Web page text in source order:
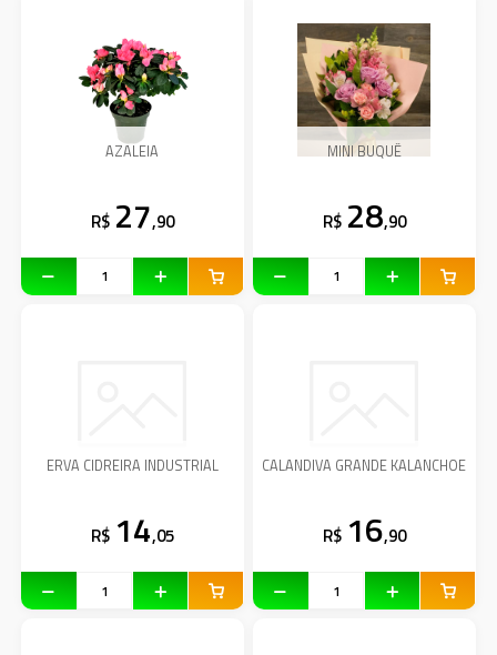
AZALEIA
R$ 27,90
MINI BUQUÊ
R$ 28,90
ERVA CIDREIRA INDUSTRIAL
R$ 14,05
CALANDIVA GRANDE KALANCHOE
R$ 16,90